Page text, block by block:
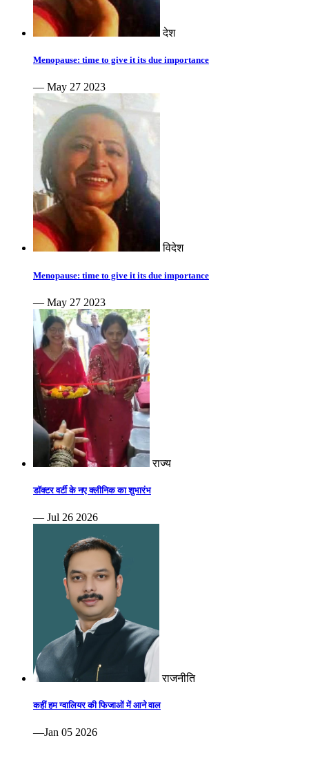
देश
Menopause: time to give it its due importance
— May 27 2023
विदेश
Menopause: time to give it its due importance
— May 27 2023
राज्य
डॉक्टर वर्टी के नए क्लीनिक का शुभारंभ
— Jul 26 2026
राजनीति
कहीं हम ग्वालियर की फिजाओं में आने वाल
—Jan 05 2026